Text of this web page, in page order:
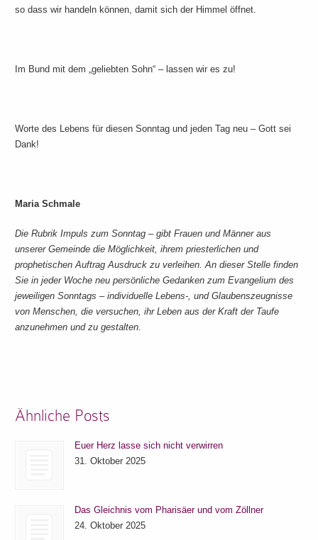
so dass wir handeln können, damit sich der Himmel öffnet.
Im Bund mit dem „geliebten Sohn“ – lassen wir es zu!
Worte des Lebens für diesen Sonntag und jeden Tag neu – Gott sei
Dank!
Maria Schmale
Die Rubrik Impuls zum Sonntag – gibt Frauen und Männer aus
unserer Gemeinde die Möglichkeit, ihrem priesterlichen und
prophetischen Auftrag Ausdruck zu verleihen. An dieser Stelle finden
Sie in jeder Woche neu persönliche Gedanken zum Evangelium des
jeweiligen Sonntags – individuelle Lebens-, und Glaubenszeugnisse
von Menschen, die versuchen, ihr Leben aus der Kraft der Taufe
anzunehmen und zu gestalten.
Ähnliche Posts
Euer Herz lasse sich nicht verwirren
31. Oktober 2025
Das Gleichnis vom Pharisäer und vom Zöllner
24. Oktober 2025